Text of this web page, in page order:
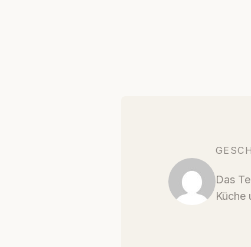
Das
Küche